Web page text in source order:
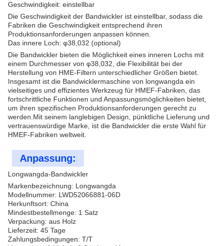
Geschwindigkeit: einstellbar
Die Geschwindigkeit der Bandwickler ist einstellbar, sodass die
Fabriken die Geschwindigkeit entsprechend ihren
Produktionsanforderungen anpassen können.
Das innere Loch: φ38,032 (optional)
Die Bandwickler bieten die Möglichkeit eines inneren Lochs mit
einem Durchmesser von φ38,032, die Flexibilität bei der
Herstellung von HME-Filtern unterschiedlicher Größen bietet.
Insgesamt ist die Bandwicklermaschine von longwangda ein
vielseitiges und effizientes Werkzeug für HMEF-Fabriken, das
fortschrittliche Funktionen und Anpassungsmöglichkeiten bietet,
um ihren spezifischen Produktionsanforderungen gerecht zu
werden.Mit seinem langlebigen Design, pünktliche Lieferung und
vertrauenswürdige Marke, ist die Bandwickler die erste Wahl für
HMEF-Fabriken weltweit.
Anpassung:
Longwangda-Bandwickler
Markenbezeichnung: Longwangda
Modellnummer: LWD52066881-06D
Herkunftsort: China
Mindestbestellmenge: 1 Satz
Verpackung: aus Holz
Lieferzeit: 45 Tage
Zahlungsbedingungen: T/T